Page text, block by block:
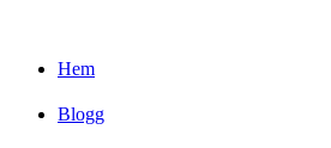
Hem
Blogg